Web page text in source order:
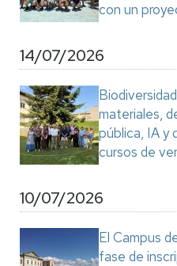
con un
14/07/2026
materiales,
pública, IA y
cursos de
10/07/2026
El Campus
fase de